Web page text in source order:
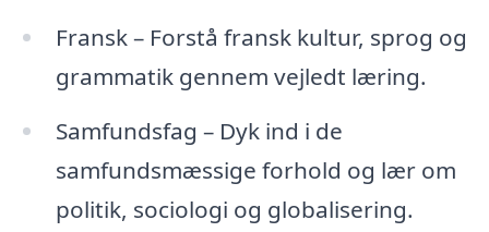
Fransk – Forstå fransk kultur, sprog og
grammatik gennem vejledt læring.
Samfundsfag – Dyk ind i de
samfundsmæssige forhold og lær om
politik, sociologi og globalisering.